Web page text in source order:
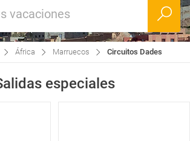
vacaciones
África Marruecos Circuitos Dades
especiales